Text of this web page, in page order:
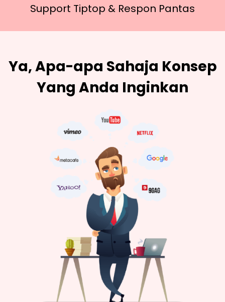
Support Tiptop & Respon Pantas
Ya, Apa-apa Sahaja Konsep
Yang Anda Inginkan